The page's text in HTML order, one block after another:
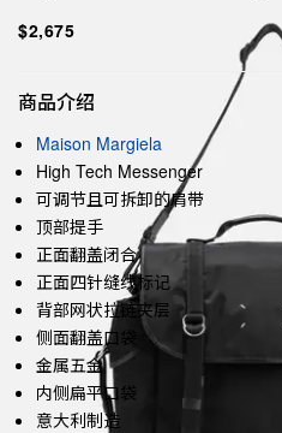
$2,675
商品介绍
Maison Margiela
High Tech Messenger
可调节且可拆卸的肩带
顶部提手
正面翻盖闭合
正面四针缝线标记
背部网状拉链夹层
侧面翻盖口袋
金属五金
内侧扁平口袋
意大利制造